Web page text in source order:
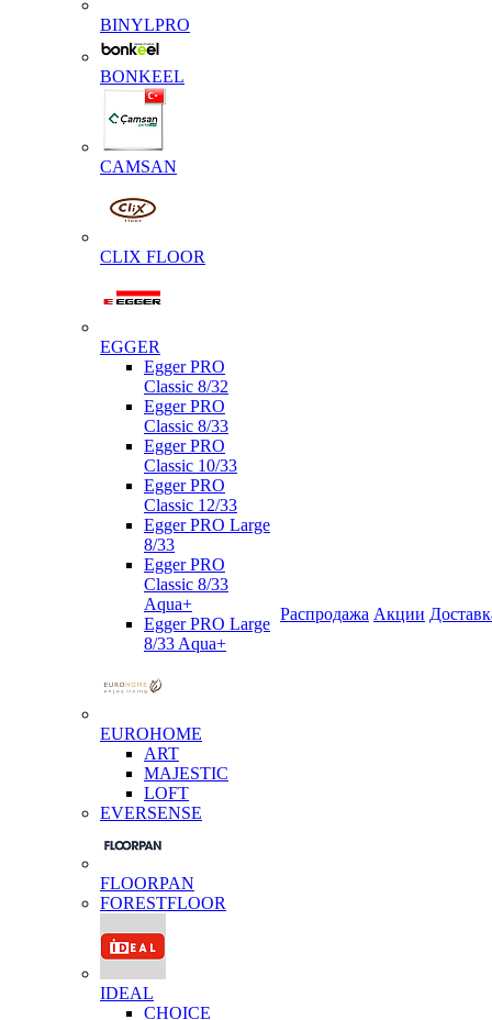
BINYLPRO
BONKEEL
CAMSAN
CLIX FLOOR
EGGER
Egger PRO
Classic 8/32
Egger PRO
Classic 8/33
Egger PRO
Classic 10/33
Egger PRO
Classic 12/33
Egger PRO Large
8/33
Egger PRO
Classic 8/33
Aqua+
Egger PRO Large
8/33 Aqua+
EUROHOME
ART
MAJESTIC
LOFT
EVERSENSE
FLOORPAN
FORESTFLOOR
IDEAL
CHOICE
Распродажа Акции